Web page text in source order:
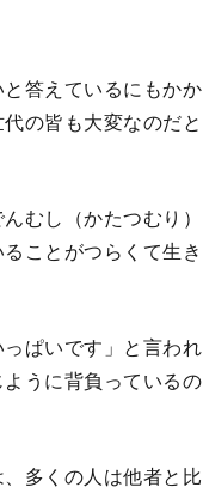
答えているにもかか
の皆も大変なのだと
むし（かたつむり）
ことがつらくて生き
ぱいです」と言われ
うに背負っているの
多くの人は他者と比